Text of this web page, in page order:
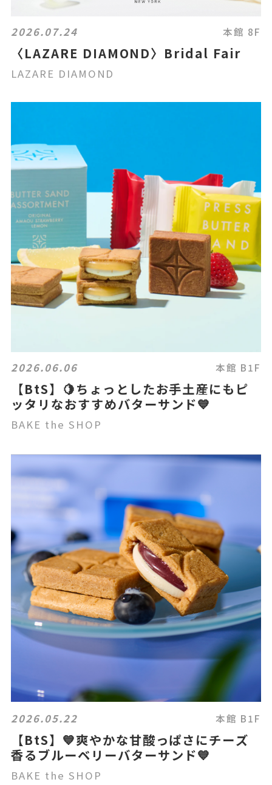
2026.07.24 本館 8F
〈LAZARE DIAMOND〉Bridal Fair
LAZARE DIAMOND
2026.06.06 本館 B1F
【BtS】🍋ちょっとしたお手土産にもピ
ッタリなおすすめバターサンド💙
BAKE the SHOP
2026.05.22 本館 B1F
【BtS】💙爽やかな甘酸っぱさにチーズ
香るブルーベリーバターサンド💙
BAKE the SHOP